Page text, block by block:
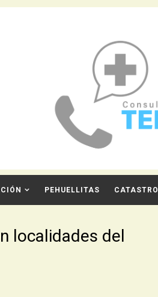
PEHUELLITAS CATASTRO
localidades del